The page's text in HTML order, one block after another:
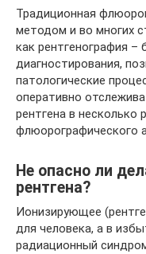
Традиционная
методом и во многих
как рентгенография
диагностирования,
патологические
оперативно
рентгена в несколько
флюорографического
Не опасно ли
рентгена?
Ионизирующее
для человека, а в
радиационный